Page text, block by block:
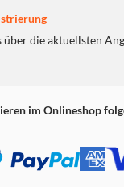
über die aktuellsten
im Onlineshop